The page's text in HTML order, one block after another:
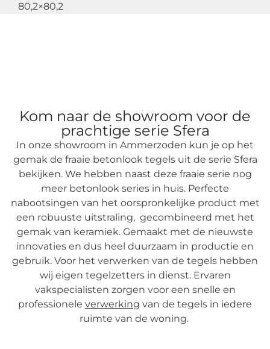
80,2×80,2
Kom naar de showroom voor de
prachtige serie Sfera
In onze showroom in Ammerzoden kun je op het
gemak de fraaie betonlook tegels uit de serie Sfera
bekijken. We hebben naast deze fraaie serie nog
meer betonlook series in huis. Perfecte
nabootsingen van het oorspronkelijke product met
een robuuste uitstraling, gecombineerd met het
gemak van keramiek. Gemaakt met de nieuwste
innovaties en dus heel duurzaam in productie en
gebruik. Voor het verwerken van de tegels hebben
wij eigen tegelzetters in dienst. Ervaren
vakspecialisten zorgen voor een snelle en
professionele verwerking van de tegels in iedere
ruimte van de woning.